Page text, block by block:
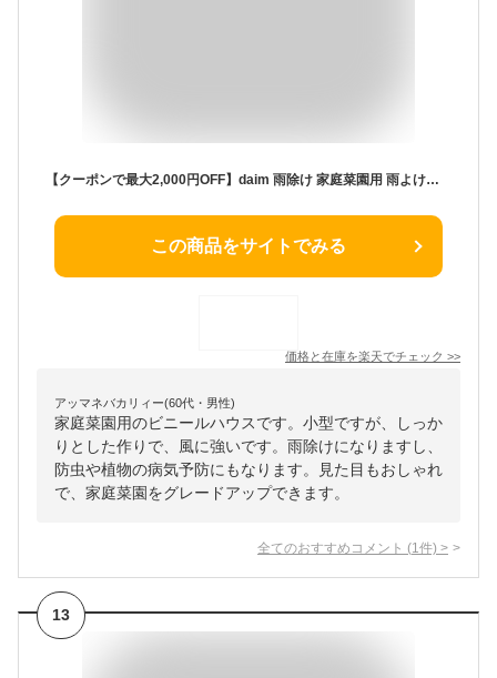
【クーポンで最大2,000円OFF】daim 雨除け 家庭菜園用 雨よけセット トマトの雨よけに 雨除けシート 雨よけ 雨除け シート 透明シート 家庭菜園用 ビニールハウス 家庭用 小型 ビニール トマト 園芸 家庭菜園 パイプ 農業資材 野菜栽培 防虫 病気予防 送料無料
この商品をサイトでみる
価格と在庫を楽天でチェック >>
アッマネバカリィー(60代・男性)
家庭菜園用のビニールハウスです。小型ですが、しっか
りとした作りで、風に強いです。雨除けになりますし、
防虫や植物の病気予防にもなります。見た目もおしゃれ
で、家庭菜園をグレードアップできます。
全てのおすすめコメント (1 件) >
13